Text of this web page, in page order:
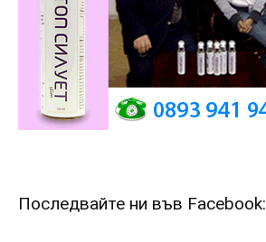
Последвайте ни във Facebook: